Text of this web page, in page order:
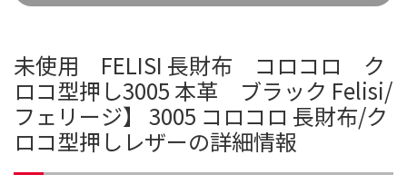
未使用 FELISI 長財布 コロコロ ク
ロコ型押し3005 本革 ブラック Felisi/
フェリージ】 3005 コロコロ 長財布/ク
ロコ型押しレザーの詳細情報